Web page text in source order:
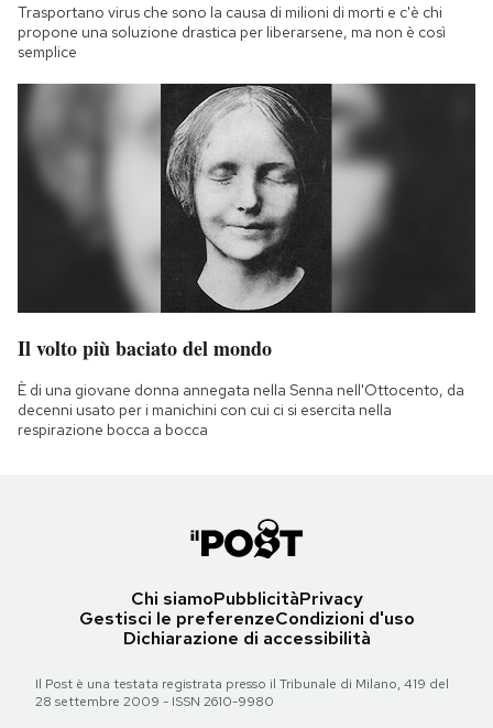
Trasportano virus che sono la causa di milioni di morti e c'è chi
propone una soluzione drastica per liberarsene, ma non è così
semplice
Il volto più baciato del mondo
È di una giovane donna annegata nella Senna nell'Ottocento, da
decenni usato per i manichini con cui ci si esercita nella
respirazione bocca a bocca
Chi siamoPubblicitàPrivacy
Gestisci le preferenzeCondizioni d'uso
Dichiarazione di accessibilità
Il Post è una testata registrata presso il Tribunale di Milano, 419 del
28 settembre 2009 - ISSN 2610-9980